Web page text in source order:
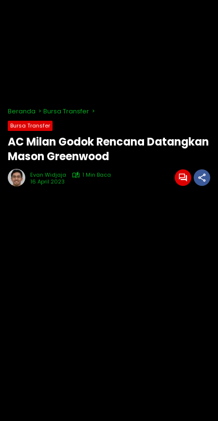
Beranda Bursa Transfer
Bursa Transfer
AC Milan Godok Rencana Datangkan
Mason Greenwood
Evan Widjaja
1 Min Baca
16 April 2023